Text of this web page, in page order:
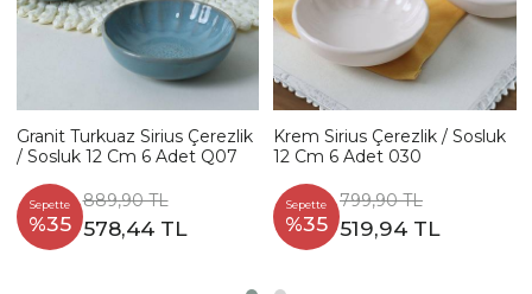
Granit Turkuaz Sirius Çerezlik
/ Sosluk 12 Cm 6 Adet Q07
Sepette
%35
889,90 TL
578,44 TL
Krem Sirius Çerezlik / Sosluk
12 Cm 6 Adet 030
Sepette
%35
799,90 TL
519,94 TL